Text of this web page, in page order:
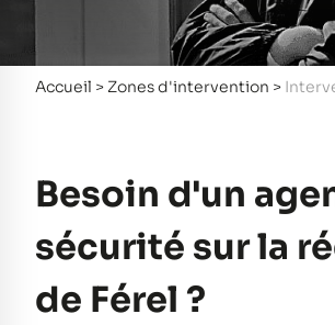
Accueil > Zones d'intervention >
Besoin d'un
sécurité sur la
de Férel ?